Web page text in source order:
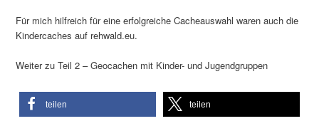
Für mich hilfreich für eine erfolgreiche Cacheauswahl waren auch die
Kindercaches auf rehwald.eu.
Weiter zu Teil 2 – Geocachen mit Kinder- und Jugendgruppen
teilen teilen